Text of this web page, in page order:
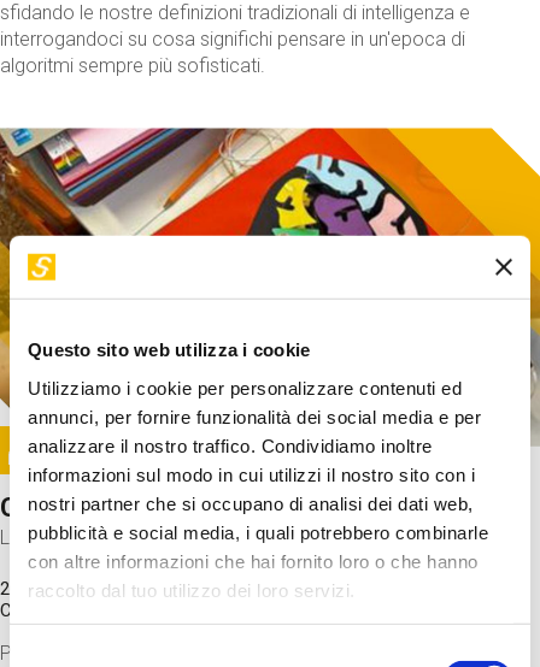
Questo sito web utilizza i cookie
Utilizziamo i cookie per personalizzare contenuti ed
annunci, per fornire funzionalità dei social media e per
analizzare il nostro traffico. Condividiamo inoltre
informazioni sul modo in cui utilizzi il nostro sito con i
nostri partner che si occupano di analisi dei dati web,
pubblicità e social media, i quali potrebbero combinarle
con altre informazioni che hai fornito loro o che hanno
raccolto dal tuo utilizzo dei loro servizi.
Selezione
sfidando le nostre definizioni tradizionali di intelligenza e
interrogandoci su cosa significhi pensare in un'epoca di
algoritmi sempre più sofisticati.
Image
SUNDAY@STEP
Come funziona il cervello?
Laboratorio
20 Set 2026 / 11:15 - 13:00
Costo
Proveremo a costruire un cervello in cartoncino cercando di